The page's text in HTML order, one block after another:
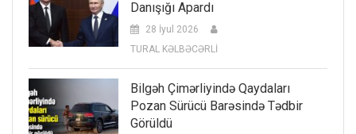
Danışığı Apardı
28 İyul 2026
TURAL KƏLBƏCƏRLİ
Bilgəh Çimərliyində Qaydaları
Pozan Sürücü Barəsində Tədbir
Görüldü